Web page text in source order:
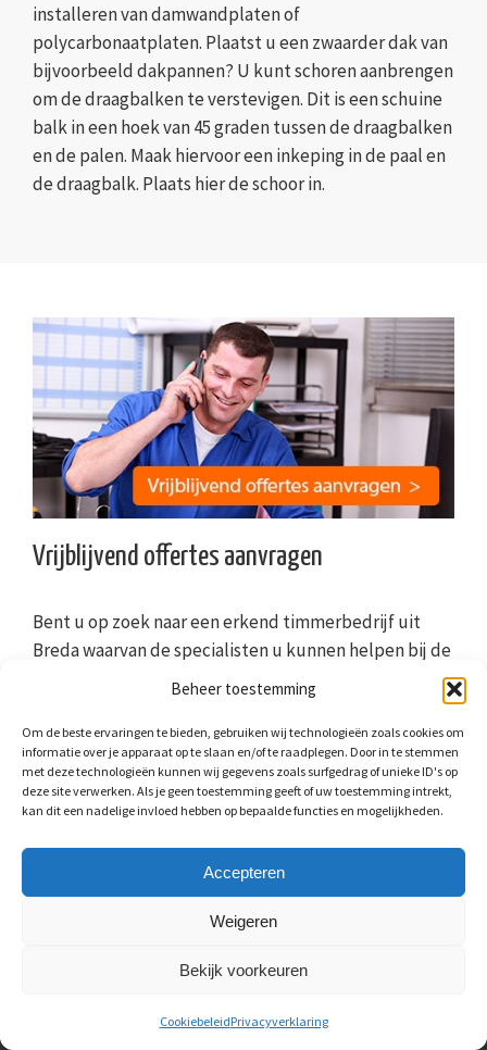
Beheer toestemming
Om de beste ervaringen te bieden, gebruiken wij technologieën zoals cookies om
informatie over je apparaat op te slaan en/of te raadplegen. Door in te stemmen
met deze technologieën kunnen wij gegevens zoals surfgedrag of unieke ID's op
deze site verwerken. Als je geen toestemming geeft of uw toestemming intrekt,
kan dit een nadelige invloed hebben op bepaalde functies en mogelijkheden.
Accepteren
Weigeren
Bekijk voorkeuren
CookiebeleidPrivacyverklaring
installeren van damwandplaten of
polycarbonaatplaten. Plaatst u een zwaarder dak van
bijvoorbeeld dakpannen? U kunt schoren aanbrengen
om de draagbalken te verstevigen. Dit is een schuine
balk in een hoek van 45 graden tussen de draagbalken
en de palen. Maak hiervoor een inkeping in de paal en
de draagbalk. Plaats hier de schoor in.
Vrijblijvend offertes aanvragen
Bent u op zoek naar een erkend timmerbedrijf uit
Breda waarvan de specialisten u kunnen helpen bij de
verbouwing van uw huis of bedrijf? Dan bent u bij ons
op de goede plek. Menig timmerman uit ons netwerk
heeft ruime ervaring met het installeren van onder
andere trappen of het maken van meubels. Wilt u
luiken rond uw ramen of is uw gevelbekleding aan
vernieuwing toe? Of wilt u een dakkapel op zolder?
Wij zijn een netwerk van menig timmerbedrijf uit
contactformulierin en ontvang
vrijblijvend meerdere (maximaal 5) offertes.